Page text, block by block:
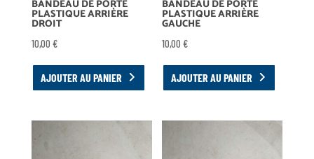
BANDEAU DE PORTE
PLASTIQUE ARRIÈRE
DROIT
10,00 €
AJOUTER AU PANIER
BANDEAU DE PORTE
PLASTIQUE ARRIÈRE
GAUCHE
10,00€
AJOUTER AU PANIER